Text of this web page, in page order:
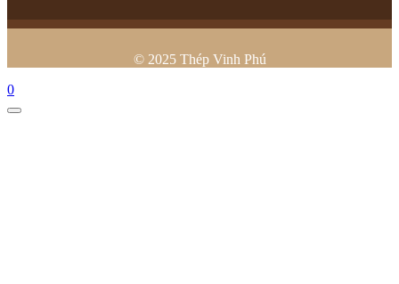
© 2025 Thép Vinh Phú
0